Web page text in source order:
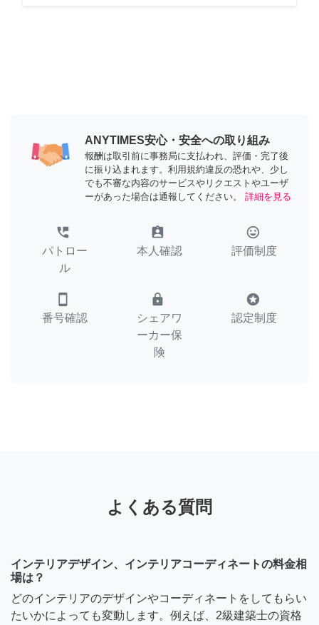
ANYTIMES安心・安全への取り組み
報酬は取引前に事務局に支払われ、評価・完了後
に振り込まれます。利用規約違反の恐れや、少し
でも不審な内容のサービスやリクエストやユーザ
ーがあった場合は通報してください。
詳細を見る
perm_phone_msg
パトロー
ル
assignment_ind
本人確認
tag_faces
評価制度
smartphone
番号確認
lock
シェアワ
ーカー保
険
stars
認定制度
よくある質問
インテリアデザイン、インテリアコーディネートの料金相
場は？
どのインテリアのデザインやコーディネートをしてもらい
たいかによっても変動します。例えば、2級建築士の資格